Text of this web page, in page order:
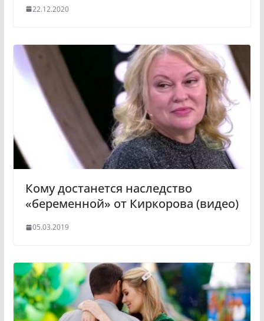
22.12.2020
Кому достанется наследство
«беременной» от Киркорова (видео)
05.03.2019